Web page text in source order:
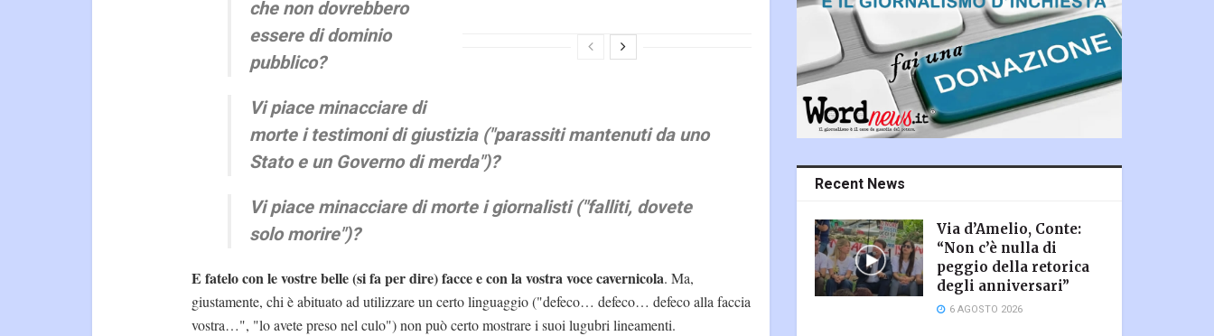
che non dovrebbero
essere di dominio
pubblico?
Vi piace minacciare di
morte i testimoni di giustizia ("parassiti mantenuti da uno
Stato e un Governo di merda")?
Vi piace minacciare di morte i giornalisti ("falliti, dovete
solo morire")?
E fatelo con le vostre belle (si fa per dire) facce e con la vostra voce cavernicola. Ma,
giustamente, chi è abituato ad utilizzare un certo linguaggio ("defeco… defeco… defeco alla faccia
vostra…", "lo avete preso nel culo") non può certo mostrare i suoi lugubri lineamenti.
Recent News
Via d’Amelio, Conte:
“Non c’è nulla di
peggio della retorica
degli anniversari”
6 AGOSTO 2026